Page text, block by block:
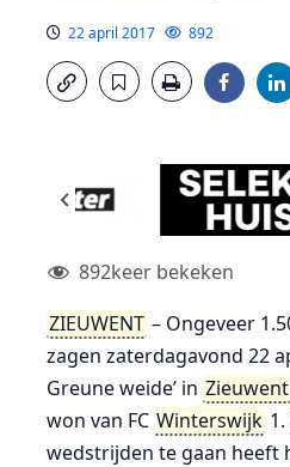
22 april 2017 892
892keer bekeken
ZIEUWENT – Ongeveer
zagen zaterdagavond 22
Greune weide’ in Zieuwent
won van FC Winterswijk
wedstrijden te gaan heeft